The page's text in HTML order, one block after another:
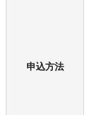
申込方法